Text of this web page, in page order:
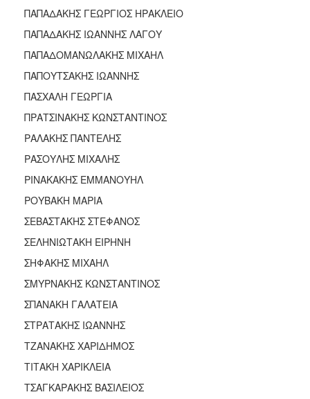
ΠΑΠΑΔΑΚΗΣ ΓΕΩΡΓΙΟΣ ΗΡΑΚΛΕΙΟ
ΠΑΠΑΔΑΚΗΣ ΙΩΑΝΝΗΣ ΛΑΓΟΥ
ΠΑΠΑΔΟΜΑΝΩΛΑΚΗΣ ΜΙΧΑΗΛ
ΠΑΠΟΥΤΣΑΚΗΣ ΙΩΑΝΝΗΣ
ΠΑΣΧΑΛΗ ΓΕΩΡΓΙΑ
ΠΡΑΤΣΙΝΑΚΗΣ ΚΩΝΣΤΑΝΤΙΝΟΣ
ΡΑΛΑΚΗΣ ΠΑΝΤΕΛΗΣ
ΡΑΣΟΥΛΗΣ ΜΙΧΑΛΗΣ
ΡΙΝΑΚΑΚΗΣ ΕΜΜΑΝΟΥΗΛ
ΡΟΥΒΑΚΗ ΜΑΡΙΑ
ΣΕΒΑΣΤΑΚΗΣ ΣΤΕΦΑΝΟΣ
ΣΕΛΗΝΙΩΤΑΚΗ ΕΙΡΗΝΗ
ΣΗΦΑΚΗΣ ΜΙΧΑΗΛ
ΣΜΥΡΝΑΚΗΣ ΚΩΝΣΤΑΝΤΙΝΟΣ
ΣΠΑΝΑΚΗ ΓΑΛΑΤΕΙΑ
ΣΤΡΑΤΑΚΗΣ ΙΩΑΝΝΗΣ
ΤΖΑΝΑΚΗΣ ΧΑΡΙΔΗΜΟΣ
ΤΙΤΑΚΗ ΧΑΡΙΚΛΕΙΑ
ΤΣΑΓΚΑΡΑΚΗΣ ΒΑΣΙΛΕΙΟΣ